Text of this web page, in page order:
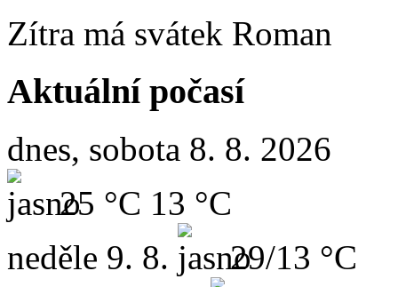
Zítra má svátek Roman
Aktuální počasí
dnes, sobota 8. 8. 2026
25 °C 13 °C
neděle 9. 8.
29/13 °C